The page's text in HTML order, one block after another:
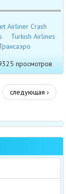
Airliner Crash
Turkish Airlines
просмотров
следующая ›